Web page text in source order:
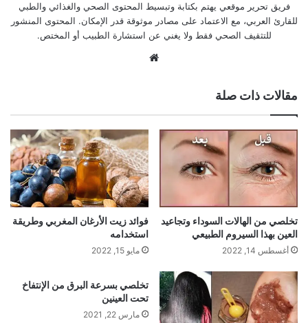
فريق تحرير موقعي يهتم بكتابة وتبسيط المحتوى الصحي والغذائي والطبي
للقارئ العربي، مع الاعتماد على مصادر موثوقة قدر الإمكان. المحتوى المنشور
للتثقيف الصحي فقط ولا يغني عن استشارة الطبيب أو المختص.
مقالات ذات صلة
تخلصي من الهالات السوداء وتجاعيد
العين بهذا السيروم الطبيعي
أغسطس 14, 2022
فوائد زيت الأرغان المغربي وطريقة
استخدامه
مايو 15, 2022
تخلصي بسرعة البرق من الإنتفاخ
تحت العينين
مارس 22, 2021